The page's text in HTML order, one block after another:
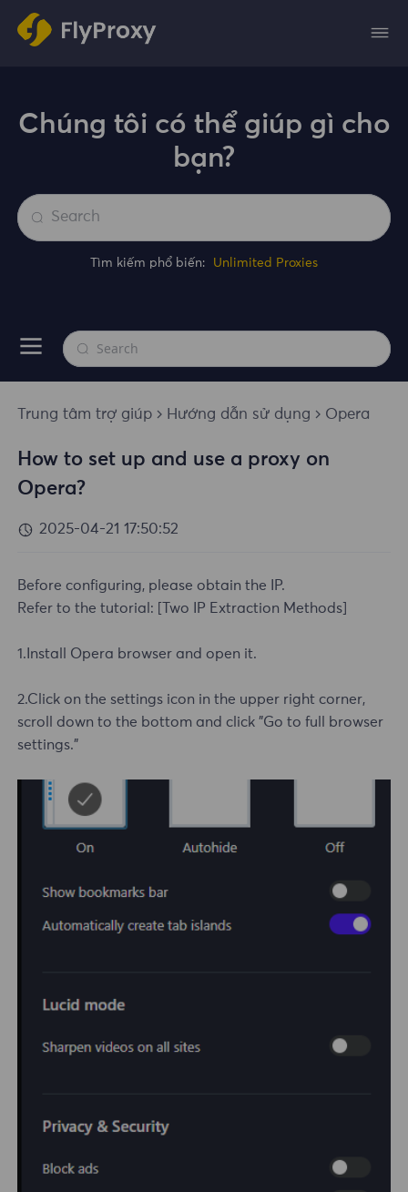
Chúng tôi có thể giúp gì cho
bạn?
Tìm kiếm phổ biến: Unlimited Proxies
Trung tâm trợ giúp Hướng dẫn sử dụng Opera
How to set up and use a proxy on
Opera?
2025-04-21 17:50:52
Before configuring, please obtain the IP.
Refer to the tutorial: [Two IP Extraction Methods]
1.Install Opera browser and open it.
2.Click on the settings icon in the upper right corner,
scroll down to the bottom and click "Go to full browser
settings."